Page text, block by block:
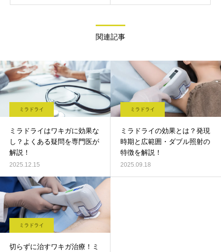
関連記事
ミラドライ
ミラドライはワキガに効果な
し？よくある疑問を専門医が
解説！
2025.12.15
ミラドライ
ミラドライの効果とは？発現
時期と広範囲・ダブル照射の
特徴を解説！
2025.09.18
ミラドライ
切らずに治すワキガ治療！ミ